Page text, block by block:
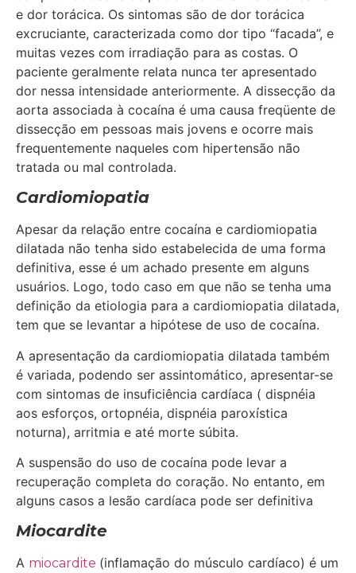
e dor torácica. Os sintomas são de dor torácica
excruciante, caracterizada como dor tipo “facada”, e
muitas vezes com irradiação para as costas. O
paciente geralmente relata nunca ter apresentado
dor nessa intensidade anteriormente. A dissecção da
aorta associada à cocaína é uma causa freqüente de
dissecção em pessoas mais jovens e ocorre mais
frequentemente naqueles com hipertensão não
tratada ou mal controlada.
Cardiomiopatia
Apesar da relação entre cocaína e cardiomiopatia
dilatada não tenha sido estabelecida de uma forma
definitiva, esse é um achado presente em alguns
usuários. Logo, todo caso em que não se tenha uma
definição da etiologia para a cardiomiopatia dilatada,
tem que se levantar a hipótese de uso de cocaína.
A apresentação da cardiomiopatia dilatada também
é variada, podendo ser assintomático, apresentar-se
com sintomas de insuficiência cardíaca ( dispnéia
aos esforços, ortopnéia, dispnéia paroxística
noturna), arritmia e até morte súbita.
A suspensão do uso de cocaína pode levar a
recuperação completa do coração. No entanto, em
alguns casos a lesão cardíaca pode ser definitiva
Miocardite
A miocardite (inflamação do músculo cardíaco) é um